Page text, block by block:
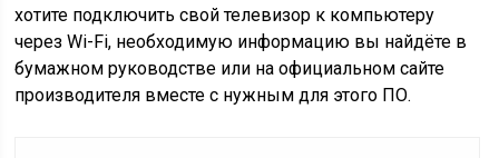
хотите подключить свой телевизор к компьютеру
через Wi-Fi, необходимую информацию вы найдёте в
бумажном руководстве или на официальном сайте
производителя вместе с нужным для этого ПО.